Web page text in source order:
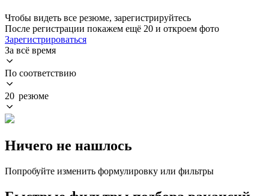
Чтобы видеть все резюме, зарегистрируйтесь
После регистрации покажем ещё 20 и откроем фото
Зарегистрироваться
За всё время
По соответствию
20 резюме
Ничего не нашлось
Попробуйте изменить формулировку или фильтры